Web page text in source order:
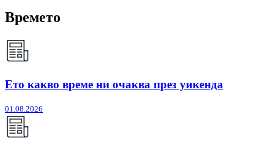
Времето
Ето какво време ни очаква през уикенда
01.08.2026